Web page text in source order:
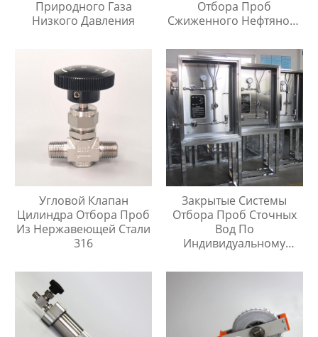
Природного Газа
Низкого Давления
Отбора Проб
Сжиженного Нефтяного
Угловой Клапан
Цилиндра Отбора Проб
Из Нержавеющей Стали
316
Закрытые Системы
Отбора Проб Сточных
Вод По
Индивидуальному